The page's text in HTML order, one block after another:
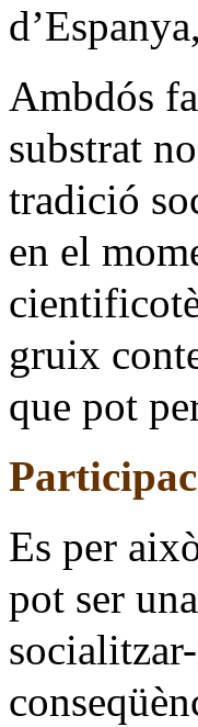
Ambdós
substrat
tradició
en el
gruix
que pot
Es per
pot ser